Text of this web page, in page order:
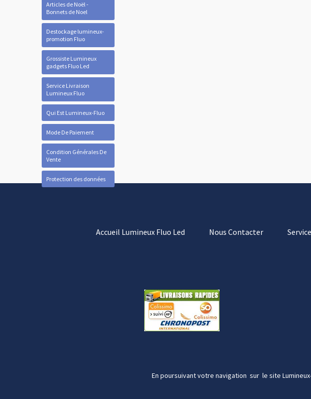
Articles de Noël -
Bonnets de Noel
Destockage lumineux-
promotion Fluo
Grossiste Lumineux
gadgets Fluo Led
Service Livraison
Lumineux Fluo
Qui Est Lumineux-Fluo
Mode De Paiement
Condition Générales De
Vente
Protection des données
Accueil Lumineux Fluo Led Nous Contacter
En poursuivant votre navigation sur le site